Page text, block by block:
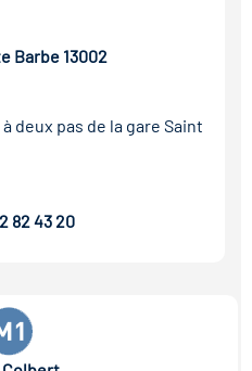
Barbe 13002
deux pas de la gare Saint
82 43 20